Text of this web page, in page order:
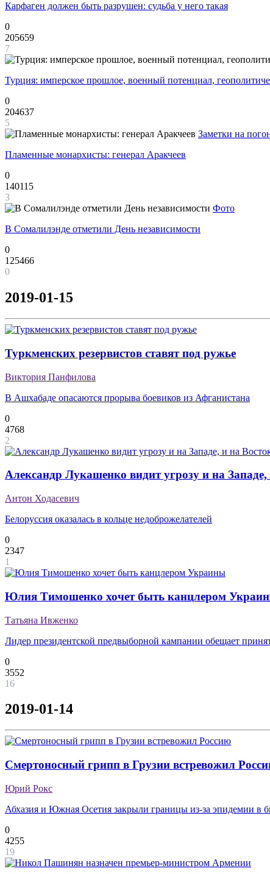
Карфаген должен быть разрушен: судьба у него такая
0
205659
7
Турция: имперское прошлое, военный потенциал,
0
204637
5
Заметки на
Пламенные монархисты: генерал Аракчеев
0
140115
3
Фото
В Сомалилэнде отметили День независимости
0
125466
0
2019-01-15
Туркменских резервистов ставят под ружье
Виктория Панфилова
В Ашхабаде опасаются прорыва боевиков из Афганистана
0
4768
2
Александр Лукашенко видит угрозу и на Западе,
Антон Ходасевич
Белоруссия оказалась в кольце недоброжелателей
0
2347
1
Юлия Тимошенко хочет быть канцлером
Татьяна Ивженко
Лидер президентской предвыборной кампании обещает
0
3552
16
2019-01-14
Смертоносный грипп в Грузии встревожил
Юрий Рокс
Абхазия и Южная Осетия закрыли границы из-за эпидемии в
0
4255
19